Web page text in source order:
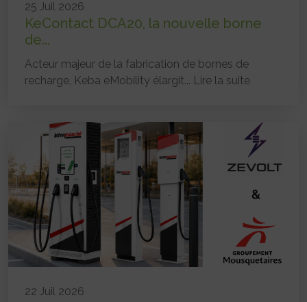
25 Juil 2026
KeContact DCA20, la nouvelle borne
de...
Acteur majeur de la fabrication de bornes de
recharge, Keba eMobility élargit... Lire la suite
22 Juil 2026